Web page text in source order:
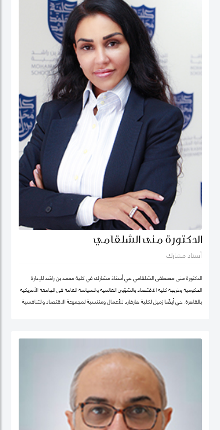
الدكتورة منى الشلقامي
أستاذ مشارك
الدكتورة منى مصطفى الشلقامي هي أستاذ مشارك في كلية محمد بن راشد للإدارة
الحكومية وخريجة كلية الاقتصاد والشؤون العالمية والسياسة العامة في الجامعة الأمريكية
بالقاهرة. هي أيضًا زميل لكلية هارفارد للأعمال ومنتسبة لمجموعة الاقتصاد والتنافسية
وصناديق الثروة السيادية. نشرت أعمالها البحثية في دوريات علمية دولية في مجال الإدارة
والعلوم التطبيقية، مجلة الأعمال والاقتصاد؛ وجامعة كامبريدج. الدكتورة منى حاليًا عضو
في شبكة الخبراء الإقليمية التابعة لمنظمة الأغذية والزراعة ورئيستها ايضا. حصلت على
درجة الدكتوراه. من كلية الاقتصاد والعلوم السياسية بجامعة القاهرة، وشهادتي الماجستير
والبكالوريوس في الاقتصاد من الجامعة الأمريكية بالقاهرة.